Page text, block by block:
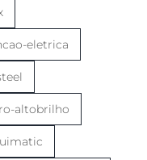
eletrica
altobrilho